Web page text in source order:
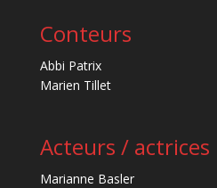
Conteurs
Abbi Patrix
Marien Tillet
Acteurs / actrices
Marianne Basler